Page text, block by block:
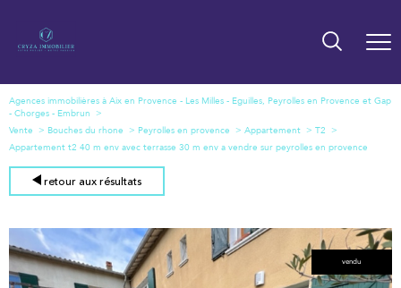
Agences immobilières à Aix en Provence - Les Milles - Eguilles, Peyrolles en Provence et Gap
- Chorges - Embrun
Vente
Bouches du rhone Peyrolles en provence Appartement
T2
Appartement t2 40 m env avec terrasse 30 m env a vendre sur peyrolles en provence
retour aux résultats
vendu